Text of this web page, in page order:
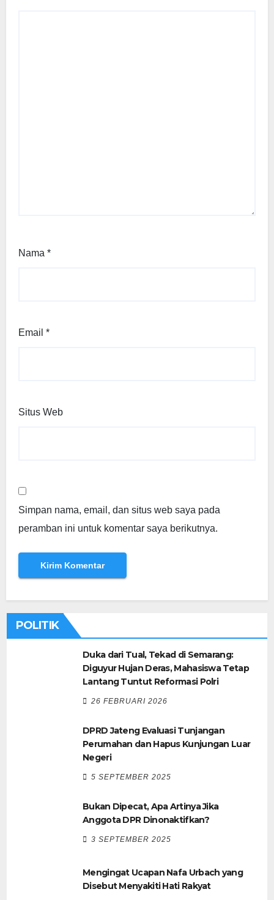
Nama *
Email *
Situs Web
Simpan nama, email, dan situs web saya pada
peramban ini untuk komentar saya berikutnya.
POLITIK
Duka dari Tual, Tekad di Semarang:
Diguyur Hujan Deras, Mahasiswa Tetap
Lantang Tuntut Reformasi Polri
26 FEBRUARI 2026
DPRD Jateng Evaluasi Tunjangan
Perumahan dan Hapus Kunjungan Luar
Negeri
5 SEPTEMBER 2025
Bukan Dipecat, Apa Artinya Jika
Anggota DPR Dinonaktifkan?
3 SEPTEMBER 2025
Mengingat Ucapan Nafa Urbach yang
Disebut Menyakiti Hati Rakyat